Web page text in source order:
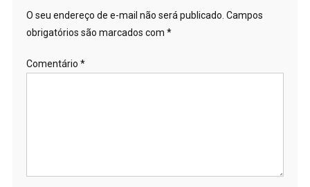
O seu endereço de e-mail não será publicado. Campos
obrigatórios são marcados com *
Comentário *